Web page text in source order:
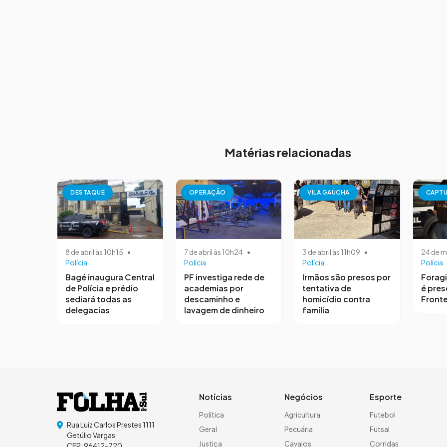
Matérias relacionadas
DESTAQUE
8 de abril às 10h15 •
Polícia
Bagé inaugura Central
de Polícia e prédio
sediará todas as
delegacias
OPERAÇÃO
7 de abril às 10h24 •
Polícia
PF investiga rede de
academias por
descaminho e
lavagem de dinheiro
VILA GAÚCHA
3 de abril às 11h09 •
Polícia
Irmãos são presos por
tentativa de
homicídio contra
família
24 de
Polícia
é
Rua Luiz Carlos Prestes 1111
Getúlio Vargas
Notícias
Política
Geral
Justiça
Negócios
Agricultura
Pecuária
Cavalos
Esporte
Futebol
Futsal
Corridas